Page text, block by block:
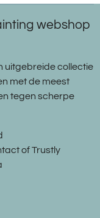
webshop
uitgebreide collectie
met de meest
tegen scherpe
of Trustly